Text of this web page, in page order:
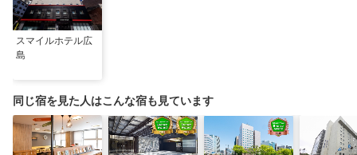
スマイルホテル広
島
同じ宿を見た人はこんな宿も見ています